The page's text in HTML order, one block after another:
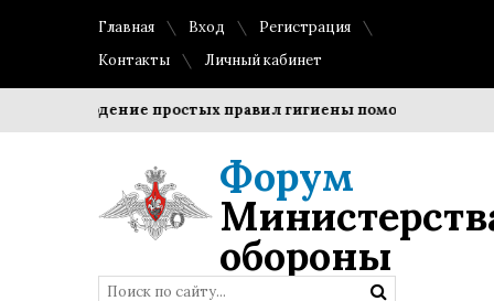
Главная Вход
Регистрация
Контакты
Личный кабинет
Соблюдение простых правил гигиены помогает
Форум
обороны